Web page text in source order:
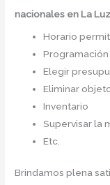
nacionales en La
Horario
Elegir
Eliminar
Inventario
Supervisar la
Etc.
Brindamos plena